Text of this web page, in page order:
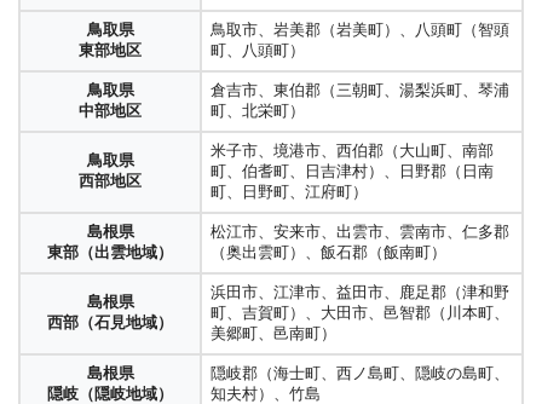
鳥取県
東部地区
鳥取市、岩美郡（岩美町）、八頭町（智頭
町、八頭町）
鳥取県
中部地区
倉吉市、東伯郡（三朝町、湯梨浜町、琴浦
町、北栄町）
鳥取県
西部地区
米子市、境港市、西伯郡（大山町、南部
町、伯耆町、日吉津村）、日野郡（日南
町、日野町、江府町）
島根県
東部（出雲地域）
松江市、安来市、出雲市、雲南市、仁多郡
（奥出雲町）、飯石郡（飯南町）
島根県
西部（石見地域）
浜田市、江津市、益田市、鹿足郡（津和野
町、吉賀町）、大田市、邑智郡（川本町、
美郷町、邑南町）
島根県
隠岐（隠岐地域）
隠岐郡（海士町、西ノ島町、隠岐の島町、
知夫村）、竹島